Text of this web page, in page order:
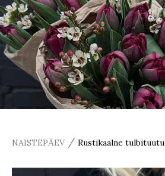
NAISTEPÄEV / Rustikaalne tulbituutu